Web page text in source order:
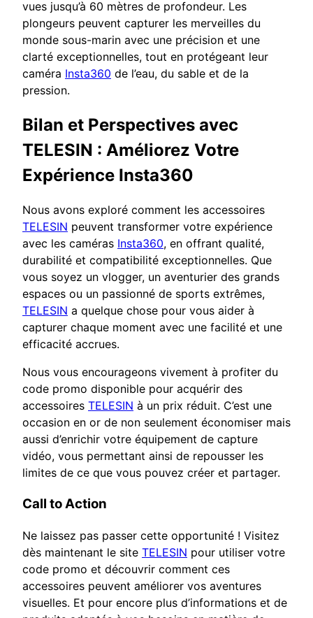
vues jusqu’à 60 mètres de profondeur. Les
plongeurs peuvent capturer les merveilles du
monde sous-marin avec une précision et une
clarté exceptionnelles, tout en protégeant leur
caméra Insta360 de l’eau, du sable et de la
pression.
Bilan et Perspectives avec
TELESIN : Améliorez Votre
Expérience Insta360
Nous avons exploré comment les accessoires
TELESIN peuvent transformer votre expérience
avec les caméras Insta360, en offrant qualité,
durabilité et compatibilité exceptionnelles. Que
vous soyez un vlogger, un aventurier des grands
espaces ou un passionné de sports extrêmes,
TELESIN a quelque chose pour vous aider à
capturer chaque moment avec une facilité et une
efficacité accrues.
Nous vous encourageons vivement à profiter du
code promo disponible pour acquérir des
accessoires TELESIN à un prix réduit. C’est une
occasion en or de non seulement économiser mais
aussi d’enrichir votre équipement de capture
vidéo, vous permettant ainsi de repousser les
limites de ce que vous pouvez créer et partager.
Call to Action
Ne laissez pas passer cette opportunité ! Visitez
dès maintenant le site TELESIN pour utiliser votre
code promo et découvrir comment ces
accessoires peuvent améliorer vos aventures
visuelles. Et pour encore plus d’informations et de